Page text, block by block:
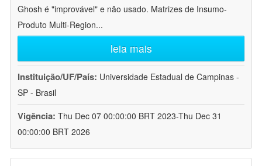
Ghosh é "improvável" e não usado. Matrizes de Insumo-
Produto Multi-Region...
leia mais
Instituição/UF/País: Universidade Estadual de Campinas -
SP - Brasil
Vigência: Thu Dec 07 00:00:00 BRT 2023-Thu Dec 31
00:00:00 BRT 2026